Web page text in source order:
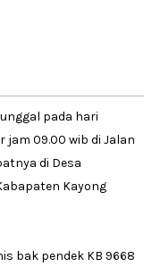
pada hari
jam 09.00 wib di Jalan
di Desa
Kayong
bak pendek KB 9668